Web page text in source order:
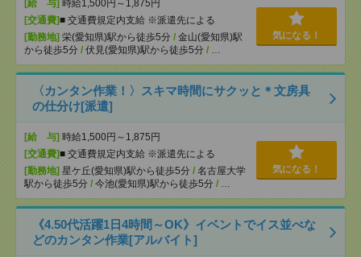
[給 与] 時給1,500円～1,875円
[交通費]■ 交通費規定内支給 ※派遣先による
[勤務地] 栄(愛知県)駅から徒歩5分 / 金山(愛知県)駅
から徒歩5分 / 伏見(愛知県)駅から徒歩5分 / …
気になる！
〈カンタン作業！〉スキマ時間にサクッと＊文房具
の仕分け[派遣]
[給 与] 時給1,500円～1,875円
[交通費]■ 交通費規定内支給 ※派遣先による
[勤務地] 星ケ丘(愛知県)駅から徒歩5分 / 名古屋大学
駅から徒歩5分 / 今池(愛知県)駅から徒歩5分 / …
気になる！
《4.50代活躍1日4時間～OK》イベントでイス並べな
どのカンタン作業[アルバイト]